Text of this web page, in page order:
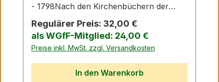
- 1798Nach den Kirchenbüchern der
Stadtpfarreien St. Petri Dietkirchen, St.
Remigius, St. Gangolf, St. Martin Köln
2010. 626 S, kart. Einband DINA 5
Regulärer Preis:
32,00 €
als WGfF-Mitglied: 24,00 €
Preise inkl. MwSt. zzgl. Versandkosten
In den Warenkorb